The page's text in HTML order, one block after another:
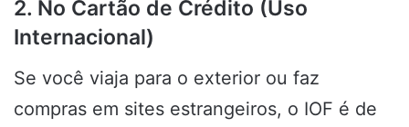
2. No Cartão de Crédito (Uso
Internacional)
Se você viaja para o exterior ou faz
compras em sites estrangeiros, o IOF é de